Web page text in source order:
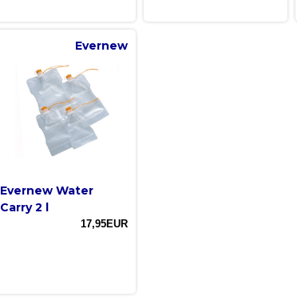
Evernew
Evernew Water
Carry 2 l
17,95EUR